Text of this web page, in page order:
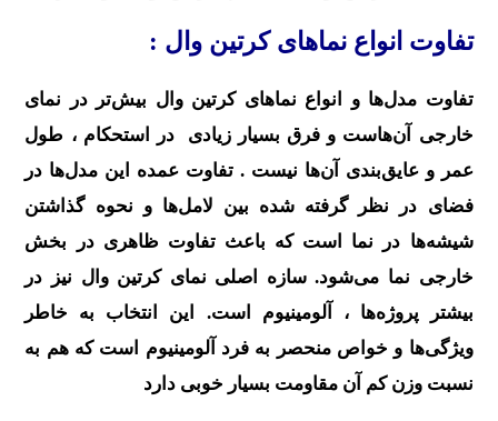
تفاوت انواع نماهای کرتین وال :
تفاوت مدل‌ها و انواع نماهای کرتین وال بیش‌تر در نمای
خارجی آن‌هاست و فرق بسیار زیادی در استحکام ، طول
عمر و عایق‌بندی آن‌ها نیست . تفاوت عمده این مدل‌ها در
فضای در نظر گرفته شده بین لامل‌ها و نحوه گذاشتن
شیشه‌ها در نما است که باعث تفاوت ظاهری در بخش
خارجی نما می‌شود. سازه اصلی نمای کرتین وال نیز در
بیشتر پروژه‌ها ، آلومینیوم است. این انتخاب به خاطر
ویژگی‌ها و خواص منحصر به فرد آلومینیوم است که هم به
نسبت وزن کم آن مقاومت بسیار خوبی دارد